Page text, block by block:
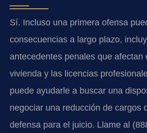
Sí. Incluso una primera ofensa
consecuencias a largo plazo,
antecedentes penales que afectan
vivienda y las licencias
puede ayudarle a buscar una
negociar una reducción de cargos
defensa para el juicio. Llame al